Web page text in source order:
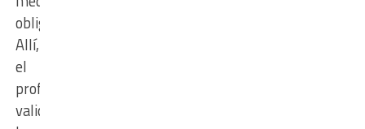
obligatoria.
Allí,
el
profesional
valida